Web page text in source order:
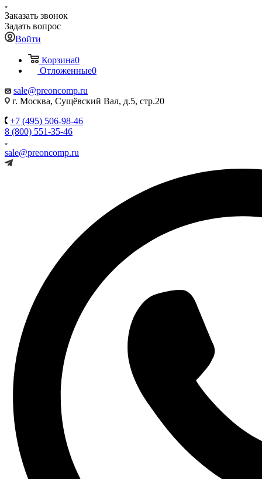
Заказать звонок
Задать вопрос
Войти
Корзина0
Отложенные0
sale@preoncomp.ru
г. Москва, Сущёвский Вал, д.5, стр.20
+7 (495) 506-98-46
8 (800) 551-35-46
sale@preoncomp.ru